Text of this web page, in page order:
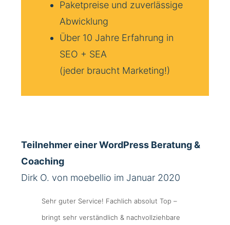
Paketpreise und zuverlässige
Abwicklung
Über 10 Jahre Erfahrung in
SEO + SEA
(jeder braucht Marketing!)
Teilnehmer einer WordPress Beratung &
Coaching
Dirk O. von moebellio im Januar 2020
Sehr guter Service! Fachlich absolut Top –
bringt sehr verständlich & nachvollziehbare